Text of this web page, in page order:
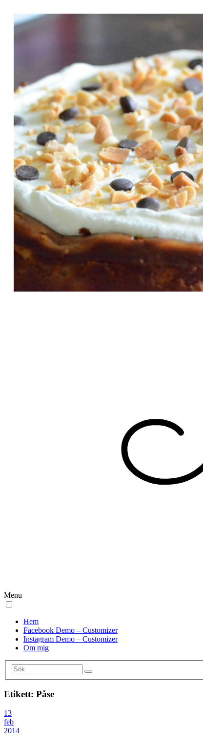
Menu
Hem
Facebook Demo – Customizer
Instagram Demo – Customizer
Om mig
Etikett: Påse
13
feb
2014